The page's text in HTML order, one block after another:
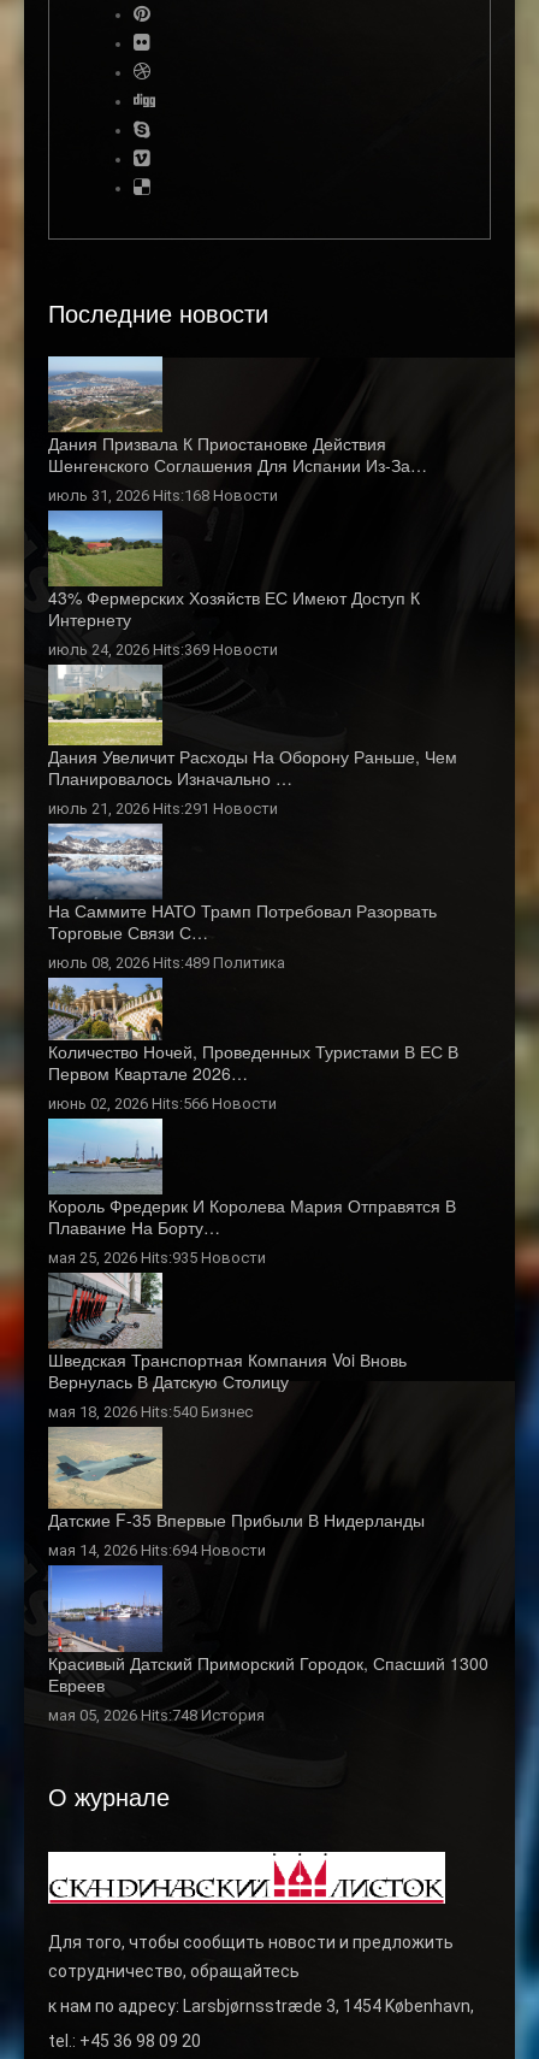
Последние новости
Дания Призвала К Приостановке Действия
Шенгенского Соглашения Для Испании Из-За…
июль 31, 2026 Hits:168 Новости
43% Фермерских Хозяйств ЕС Имеют Доступ К
Интернету
июль 24, 2026 Hits:369 Новости
Дания Увеличит Расходы На Оборону Раньше, Чем
Планировалось Изначально …
июль 21, 2026 Hits:291 Новости
На Саммите НАТО Трамп Потребовал Разорвать
Торговые Связи С…
июль 08, 2026 Hits:489 Политика
Количество Ночей, Проведенных Туристами В ЕС В
Первом Квартале 2026…
июнь 02, 2026 Hits:566 Новости
Король Фредерик И Королева Мария Отправятся В
Плавание На Борту…
мая 25, 2026 Hits:935 Новости
Шведская Транспортная Компания Voi Вновь
Вернулась В Датскую Столицу
мая 18, 2026 Hits:540 Бизнес
Датские F-35 Впервые Прибыли В Нидерланды
мая 14, 2026 Hits:694Новости
Красивый Датский Приморский Городок, Спасший 1300
Евреев
мая 05, 2026 Hits:748 История
О журнале
Для того, чтобы сообщить новости и предложить
сотрудничество, обращайтесь
к нам по адресу: Larsbjørnsstræde 3, 1454 København,
tel.: +45 36 98 09 20